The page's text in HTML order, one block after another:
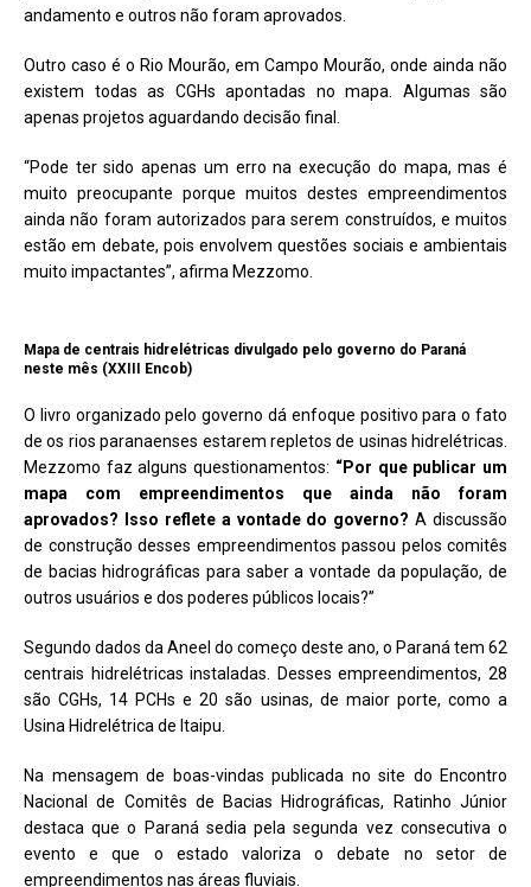
andamento e outros não foram aprovados.
Outro caso é o Rio Mourão, em Campo Mourão, onde ainda não
existem todas as CGHs apontadas no mapa. Algumas são
apenas projetos aguardando decisão final.
“Pode ter sido apenas um erro na execução do mapa, mas é
muito preocupante porque muitos destes empreendimentos
ainda não foram autorizados para serem construídos, e muitos
estão em debate, pois envolvem questões sociais e ambientais
muito impactantes”, afirma Mezzomo.
Mapa de centrais hidrelétricas divulgado pelo governo do Paraná
neste mês (XXIII Encob)
O livro organizado pelo governo dá enfoque positivo para o fato
de os rios paranaenses estarem repletos de usinas hidrelétricas.
Mezzomo faz alguns questionamentos: “Por que publicar um
mapa com empreendimentos que ainda não foram
aprovados? Isso reflete a vontade do governo? A discussão
de construção desses empreendimentos passou pelos comitês
de bacias hidrográficas para saber a vontade da população, de
outros usuários e dos poderes públicos locais?”
Segundo dados da Aneel do começo deste ano, o Paraná tem 62
centrais hidrelétricas instaladas. Desses empreendimentos, 28
são CGHs, 14 PCHs e 20 são usinas, de maior porte, como a
Usina Hidrelétrica de Itaipu.
Na mensagem de boas-vindas publicada no site do Encontro
Nacional de Comitês de Bacias Hidrográficas, Ratinho Júnior
destaca que o Paraná sedia pela segunda vez consecutiva o
evento e que o estado valoriza o debate no setor de
empreendimentos nas áreas fluviais.